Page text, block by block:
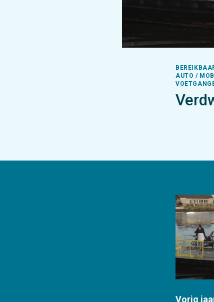
AUTO /
Vorig